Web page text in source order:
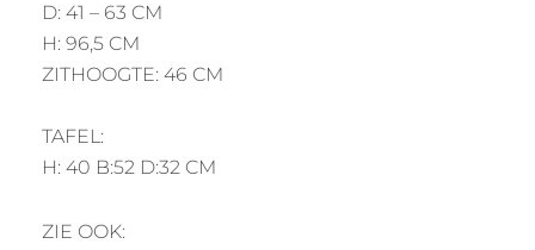
D: 41 – 63 CM
H: 96,5 CM
ZITHOOGTE: 46 CM
TAFEL:
H: 40 B:52 D:32 CM
ZIE OOK: